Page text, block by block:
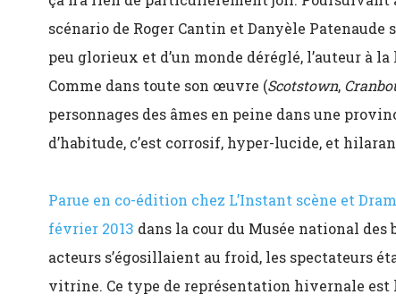
scénario de Roger Cantin et Danyèle Patenaude
peu glorieux et d’un monde déréglé, l’auteur à
Comme dans toute son œuvre (Scotstown,
personnages des âmes en peine dans une
d’habitude, c’est corrosif, hyper-lucide, et
Parue en co-édition chez L’Instant scène et
février 2013 dans la cour du Musée national des
acteurs s’égosillaient au froid, les spectateurs
vitrine. Ce type de représentation hivernale est